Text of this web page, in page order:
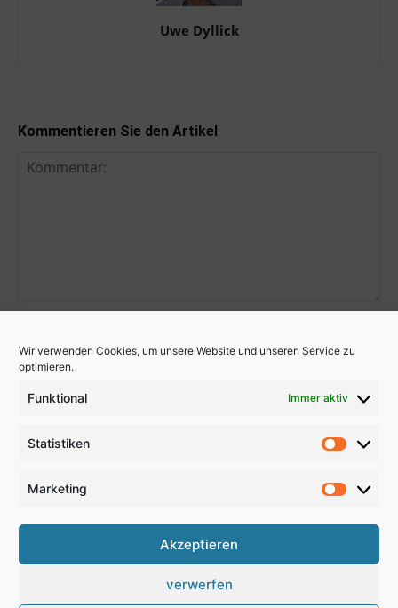
Wir verwenden Cookies, um unsere Website und unseren Service zu
optimieren.
Funktional Immer aktiv
Statistiken
Marketing
Akzeptieren
verwerfen
Uwe Dyllick
Kommentieren Sie den Artikel